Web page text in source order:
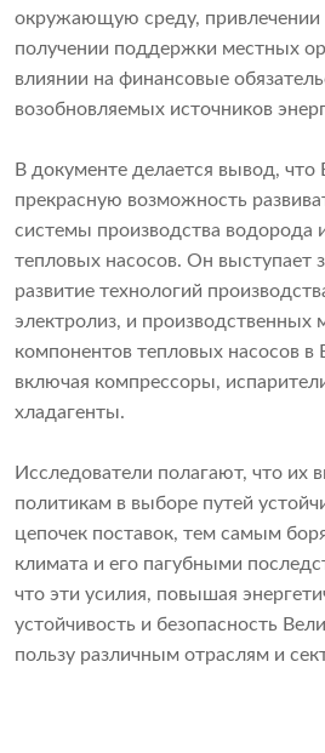
окружающую среду, привлечении
получении поддержки местных
влиянии на финансовые
возобновляемых источников
В документе делается вывод, что
прекрасную возможность
системы производства водорода
тепловых насосов. Он выступает
развитие технологий
электролиз, и производственных
компонентов тепловых насосов в
включая компрессоры,
хладагенты.
Исследователи полагают, что их
политикам в выборе путей
цепочек поставок, тем самым
климата и его пагубными
что эти усилия, повышая
устойчивость и безопасность
пользу различным отраслям и